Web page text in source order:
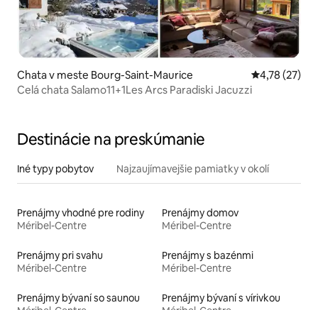
Chata v meste Bourg-Saint-Maurice Priemerné
4,78 (27)
Celá chata Salamo11+1Les Arcs Paradiski Jacuzzi
Destinácie na preskúmanie
Iné typy pobytov Najzaujímavejšie pamiatky v okolí
Prenájmy vhodné pre rodiny
Méribel-Centre
Prenájmy domov
Méribel-Centre
Prenájmy pri svahu
Méribel-Centre
Prenájmy s bazénmi
Méribel-Centre
Prenájmy bývaní so saunou
Prenájmy bývaní s vírivkou